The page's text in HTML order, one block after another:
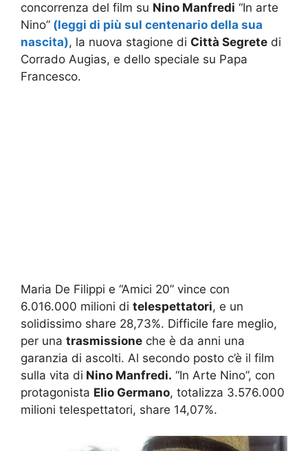
concorrenza del film su Nino Manfredi “In arte
Nino” (leggi di più sul centenario della sua
nascita), la nuova stagione di Città Segrete di
Corrado Augias, e dello speciale su Papa
Francesco.
Maria De Filippi e “Amici 20” vince con
6.016.000 milioni di telespettatori, e un
solidissimo share 28,73%. Difficile fare meglio,
per una trasmissione che è da anni una
garanzia di ascolti. Al secondo posto c’è il film
sulla vita di Nino Manfredi. “In Arte Nino”, con
protagonista Elio Germano, totalizza 3.576.000
milioni telespettatori, share 14,07%.